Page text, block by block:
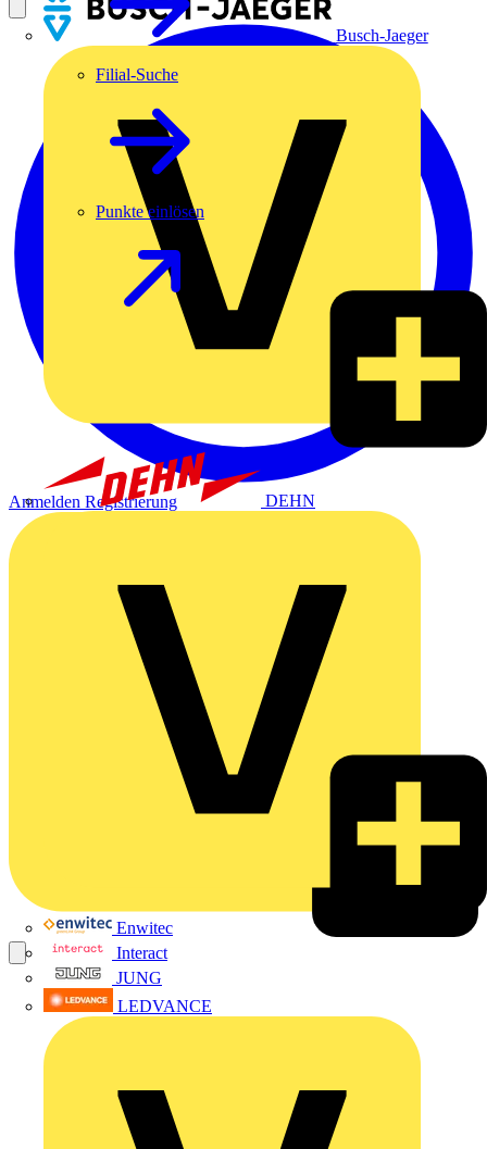
Busch-Jaeger
DEHN
Enwitec
Interact
JUNG
LEDVANCE
Filial-Suche
Punkte einlösen
Anmelden Registrierung